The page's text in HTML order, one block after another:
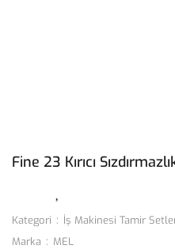
Fine 23 Kırıcı
Kategori
İş Makinesi Tamir
Marka
MEL